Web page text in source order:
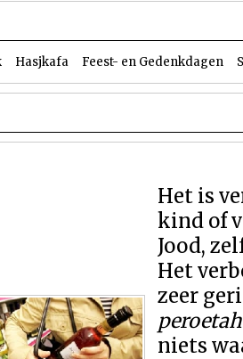
Hasjkafa Feest- en Gedenkdagen
Het is
kind of
Jood,
Het
zeer
peroetah
niets